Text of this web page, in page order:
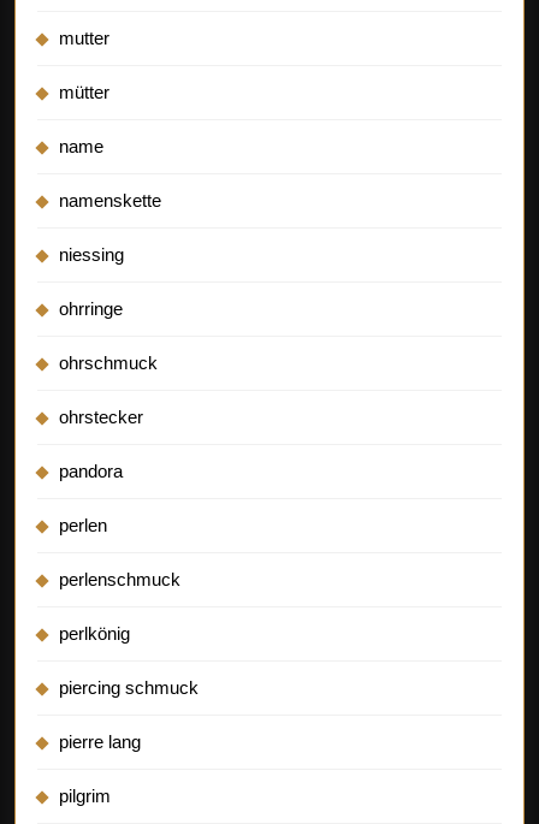
mutter
mütter
name
namenskette
niessing
ohrringe
ohrschmuck
ohrstecker
pandora
perlen
perlenschmuck
perlkönig
piercing schmuck
pierre lang
pilgrim